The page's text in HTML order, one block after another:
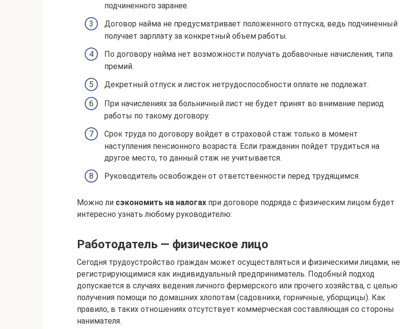
подчиненного заранее.
Договор найма не предусматривает положенного отпуска, ведь подчиненный
получает зарплату за конкретный объем работы.
По договору найма нет возможности получать добавочные начисления, типа
премий.
Декретный отпуск и листок нетрудоспособности оплате не подлежат.
При начислениях за больничный лист не будет принят во внимание период
работы по такому договору.
Срок труда по договору войдет в страховой стаж только в момент
наступления пенсионного возраста. Если гражданин пойдет трудиться на
другое место, то данный стаж не учитывается.
Руководитель освобожден от ответственности перед трудящимся.
Можно ли сэкономить на налогах при договоре подряда с физическим лицом будет
интересно узнать любому руководителю:
Работодатель — физическое лицо
Сегодня трудоустройство граждан может осуществляться и физическими лицами, не
регистрирующимися как индивидуальный предприниматель. Подобный подход
допускается в случаях ведения личного фермерского или прочего хозяйства, с целью
получения помощи по домашних хлопотам (садовники, горничные, уборщицы). Как
правило, в таких отношениях отсутствует коммерческая составляющая со стороны
нанимателя.